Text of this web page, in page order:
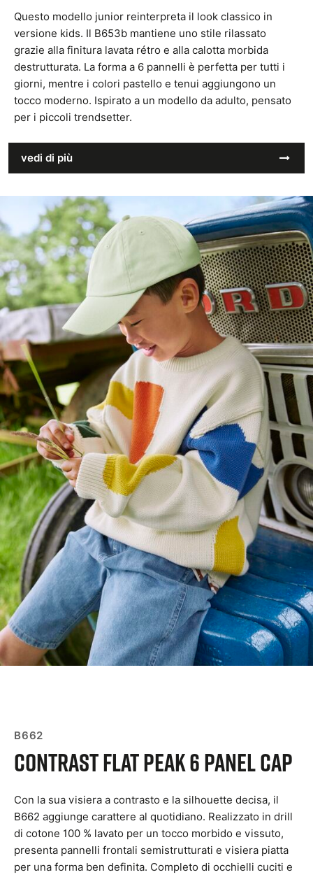
Questo modello junior reinterpreta il look classico in
versione kids. Il B653b mantiene uno stile rilassato
grazie alla finitura lavata rétro e alla calotta morbida
destrutturata. La forma a 6 pannelli è perfetta per tutti i
giorni, mentre i colori pastello e tenui aggiungono un
tocco moderno. Ispirato a un modello da adulto, pensato
per i piccoli trendsetter.
vedi di più
B662
Contrast Flat Peak 6 Panel Cap
Con la sua visiera a contrasto e la silhouette decisa, il
B662 aggiunge carattere al quotidiano. Realizzato in drill
di cotone 100 % lavato per un tocco morbido e vissuto,
presenta pannelli frontali semistrutturati e visiera piatta
per una forma ben definita. Completo di occhielli cuciti e